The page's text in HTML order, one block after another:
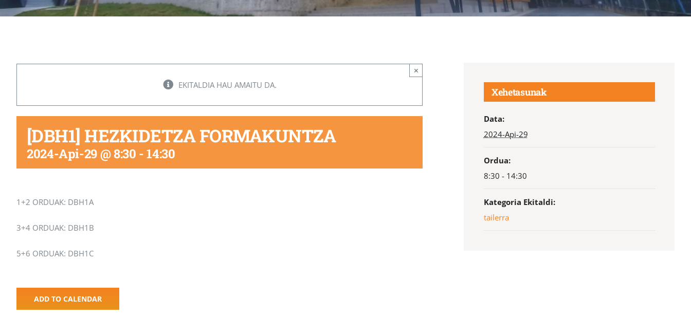
EKITALDIA HAU AMAITU DA.
×
[DBH1] HEZKIDETZA FORMAKUNTZA
2024-Api-29 @ 8:30 -14:30
1+2 ORDUAK: DBH1A
3+4 ORDUAK: DBH1B
5+6 ORDUAK: DBH1C
ADD TO CALENDAR
Xehetasunak
Data:
2024-Api-29
Ordua:
8:30 - 14:30
Kategoria Ekitaldi:
tailerra